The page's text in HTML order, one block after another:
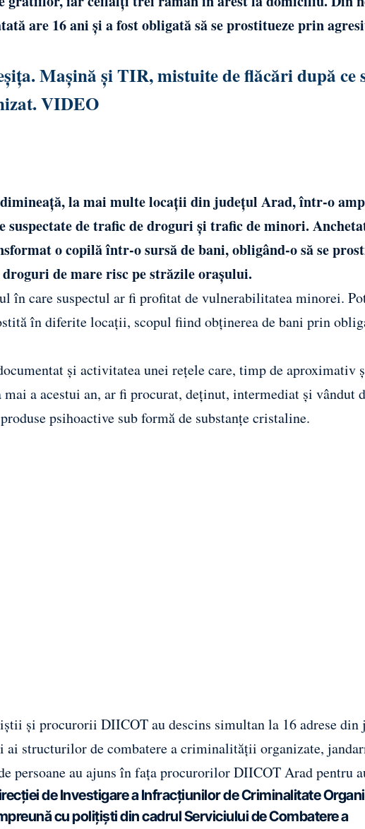
are 16 ani și a fost obligată să se prostitueze prin
Mașină și TIR, mistuite de flăcări după ce
VIDEO
dimineață, la mai multe locații din județul Arad, într-o
suspectate de trafic de droguri și trafic de minori.
o copilă într-o sursă de bani, obligând-o să se
de mare risc pe străzile orașului.
în care suspectul ar fi profitat de vulnerabilitatea minorei.
în diferite locații, scopul fiind obținerea de bani prin
și activitatea unei rețele care, timp de aproximativ
a acestui an, ar fi procurat, deținut, intermediat și vândut
psihoactive sub formă de substanțe cristaline.
și procurorii DIICOT au descins simultan la 16 adrese din
ai structurilor de combatere a criminalității organizate,
persoane au ajuns în fața procurorilor DIICOT Arad pentru
de Investigare a Infracțiunilor de Criminalitate
cu polițiști din cadrul Serviciului de Combatere a